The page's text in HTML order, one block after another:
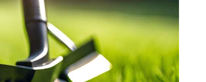
coins
vitesse choisie et de la
surface nettoyée. Brosse
électrique nettoyage sans
fil : La batterie 2600mAh
offre jusqu’à 75 minutes
d’utilisation selon la tête
installée et la pression
appliquée. La charge USB-